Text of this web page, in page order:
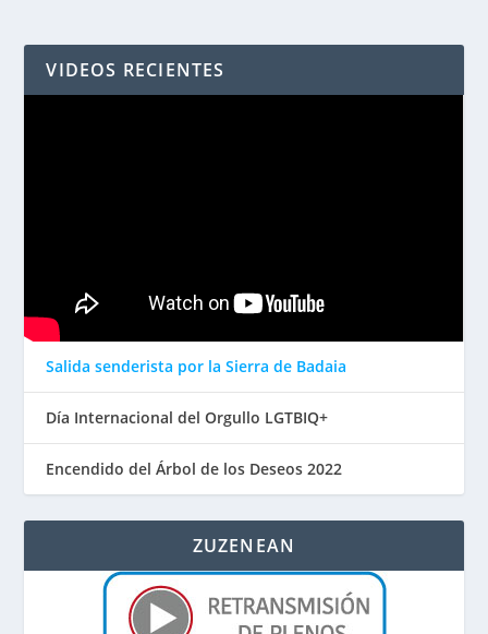
VIDEOS RECIENTES
Salida senderista por la Sierra de Badaia
Día Internacional del Orgullo LGTBIQ+
Encendido del Árbol de los Deseos 2022
ZUZENEAN